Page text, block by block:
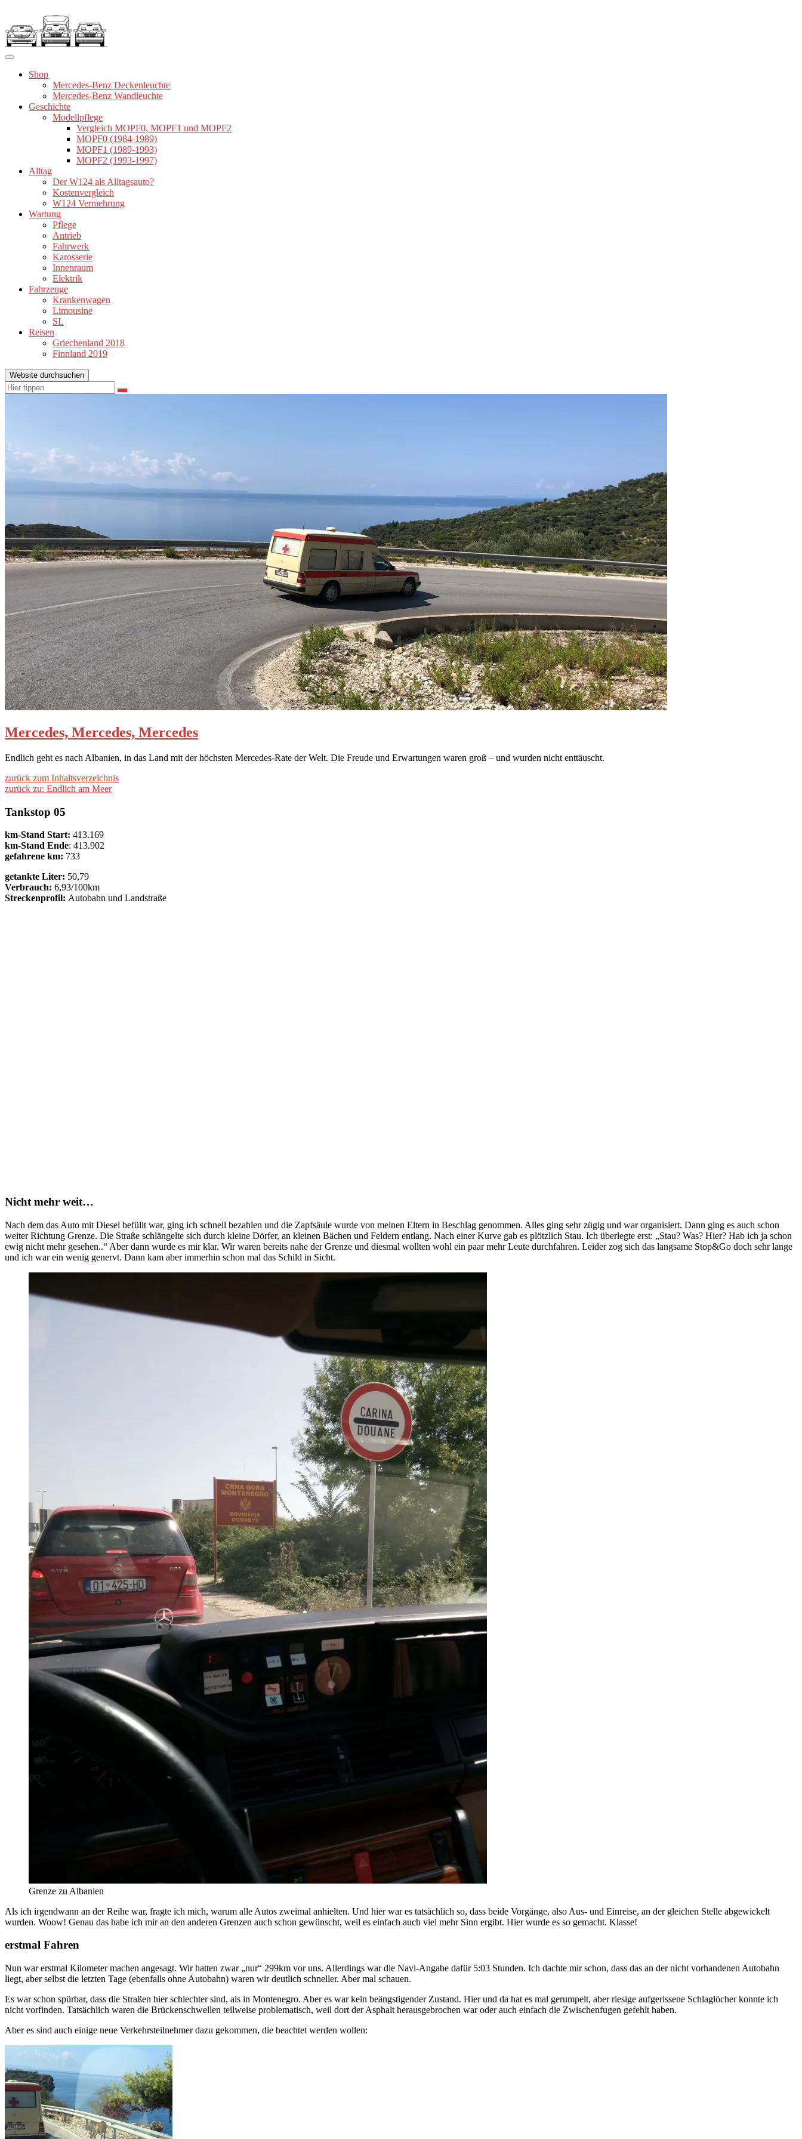
springen
Shop
Mercedes-Benz Deckenleuchte
Mercedes-Benz Wandleuchte
Geschichte
Modellpflege
Vergleich MOPF0, MOPF1 und MOPF2
MOPF0 (1984-1989)
MOPF1 (1989-1993)
MOPF2 (1993-1997)
Alltag
Der W124 als Alltagsauto?
Kostenvergleich
W124 Vermehrung
Wartung
Pflege
Antrieb
Fahrwerk
Karosserie
Innenraum
Elektrik
Fahrzeuge
Krankenwagen
Limousine
SL
Reisen
Griechenland 2018
Finnland 2019
Website durchsuchen
Suchen
nach:
Suchen
Mercedes, Mercedes, Mercedes
Endlich geht es nach Albanien, in das Land mit der höchsten Mercedes-Rate der Welt. Die Freude und Erwartungen waren groß – und wurden nicht enttäuscht.
zurück zum Inhaltsverzeichnis
zurück zu: Endlich am Meer
Tankstop 05
km-Stand Start: 413.169
km-Stand Ende: 413.902
gefahrene km: 733
getankte Liter: 50,79
Verbrauch: 6,93/100km
Streckenprofil: Autobahn und Landstraße
Nicht mehr weit…
Nach dem das Auto mit Diesel befüllt war, ging ich schnell bezahlen und die Zapfsäule wurde von meinen Eltern in Beschlag genommen. Alles ging sehr zügig und war organisiert. Dann ging es auch schon
weiter Richtung Grenze. Die Straße schlängelte sich durch kleine Dörfer, an kleinen Bächen und Feldern entlang. Nach einer Kurve gab es plötzlich Stau. Ich überlegte erst: „Stau? Was? Hier? Hab ich ja schon
ewig nicht mehr gesehen..“ Aber dann wurde es mir klar. Wir waren bereits nahe der Grenze und diesmal wollten wohl ein paar mehr Leute durchfahren. Leider zog sich das langsame Stop&Go doch sehr lange
und ich war ein wenig genervt. Dann kam aber immerhin schon mal das Schild in Sicht.
Grenze zu Albanien
Als ich irgendwann an der Reihe war, fragte ich mich, warum alle Autos zweimal anhielten. Und hier war es tatsächlich so, dass beide Vorgänge, also Aus- und Einreise, an der gleichen Stelle abgewickelt
wurden. Woow! Genau das habe ich mir an den anderen Grenzen auch schon gewünscht, weil es einfach auch viel mehr Sinn ergibt. Hier wurde es so gemacht. Klasse!
erstmal Fahren
Nun war erstmal Kilometer machen angesagt. Wir hatten zwar „nur“ 299km vor uns. Allerdings war die Navi-Angabe dafür 5:03 Stunden. Ich dachte mir schon, dass das an der nicht vorhandenen Autobahn
liegt, aber selbst die letzten Tage (ebenfalls ohne Autobahn) waren wir deutlich schneller. Aber mal schauen.
Es war schon spürbar, dass die Straßen hier schlechter sind, als in Montenegro. Aber es war kein beängstigender Zustand. Hier und da hat es mal gerumpelt, aber riesige aufgerissene Schlaglöcher konnte ich
nicht vorfinden. Tatsächlich waren die Brückenschwellen teilweise problematisch, weil dort der Asphalt herausgebrochen war oder auch einfach die Zwischenfugen gefehlt haben.
Aber es sind auch einige neue Verkehrsteilnehmer dazu gekommen, die beachtet werden wollen: